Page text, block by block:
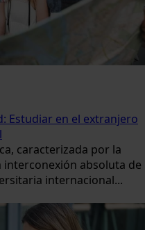
Estudiar en el extranjero
caracterizada por la
absoluta de
internacional...